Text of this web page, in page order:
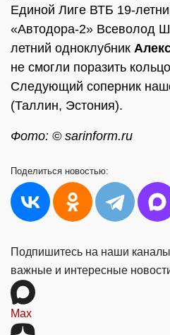
Единой Лиге ВТБ 19-
«Автодора-2» Всеволод
летний одноклубник
не смогли поразить
Следующий соперник
(Таллин, Эстония).
Фото: © sarinform.ru
Поделиться новостью:
Подпишитесь на наши
важные и интересные
Max